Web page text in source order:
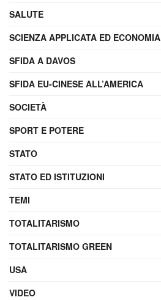
SALUTE
SCIENZA APPLICATA ED ECONOMIA
SFIDA A DAVOS
SFIDA EU-CINESE ALL’AMERICA
SOCIETÀ
SPORT E POTERE
STATO
STATO ED ISTITUZIONI
TEMI
TOTALITARISMO
TOTALITARISMO GREEN
USA
VIDEO